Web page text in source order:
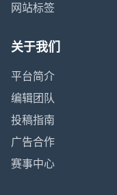
网站标签
关于我们
平台简介
编辑团队
投稿指南
广告合作
赛事中心